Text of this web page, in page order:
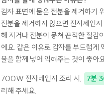
감자 표면에 묻은 전분을 제거하기
전분을 제거하지 않으면 전자제인
해 지거나 전분이 뭉쳐 끈적한 질감
에요. 같은 이유로 감자를 부드럽게
물을 함께 넣어 익혀주는 것이 좋아
700W 전자레인지 조리 시, 7분
리해 주세요.